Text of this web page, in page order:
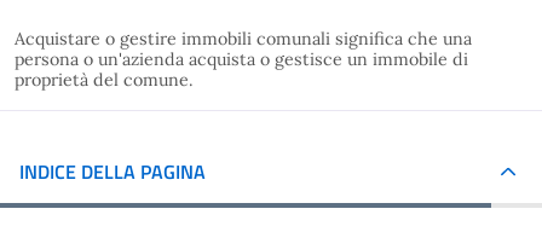
Acquistare o gestire immobili comunali significa che una
persona o un'azienda acquista o gestisce un immobile di
proprietà del comune.
INDICE DELLA PAGINA